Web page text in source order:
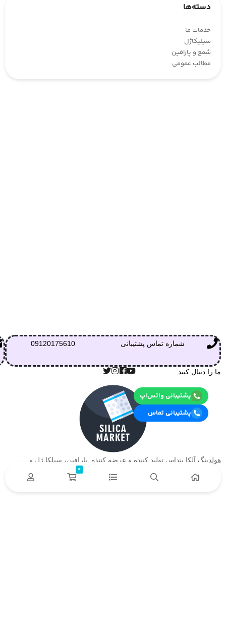
دسته‌ها
خدمات ما
سیلیکاژل
شمع و پارافین
مطالب عمومی
شماره تماس پشتیبانی 09120175610
ما را دنبال کنید:
هولدینگ آلکا بنداس تولید کننده و عرضه کننده پارافین، سیلکا ژل و….
پشتیبانی واتس‌اپ
پشتیبانی تماس
0